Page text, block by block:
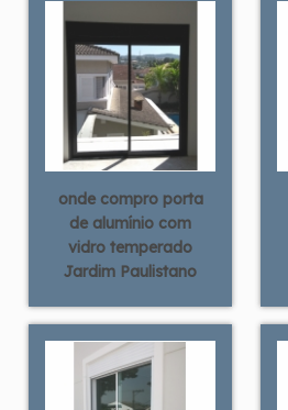
onde compro porta
de alumínio com
vidro temperado
Jardim Paulistano